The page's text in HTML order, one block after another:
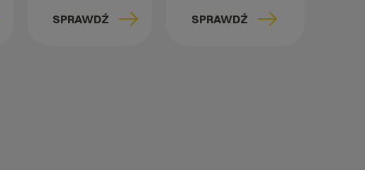
SPRAWDŹ SPRAWDŹ